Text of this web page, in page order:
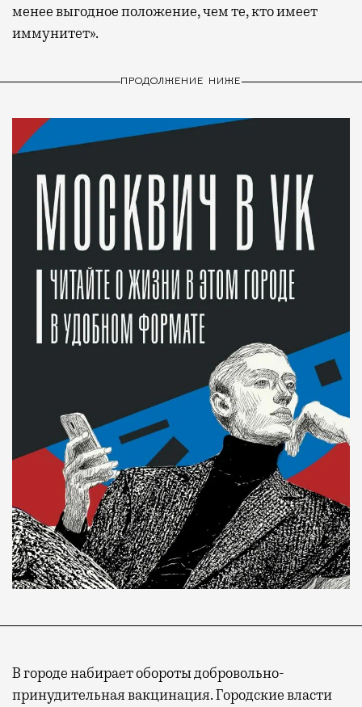
менее выгодное положение, чем те, кто имеет
иммунитет».
ПРОДОЛЖЕНИЕ НИЖЕ
В городе набирает обороты добровольно-
принудительная вакцинация. Городские власти